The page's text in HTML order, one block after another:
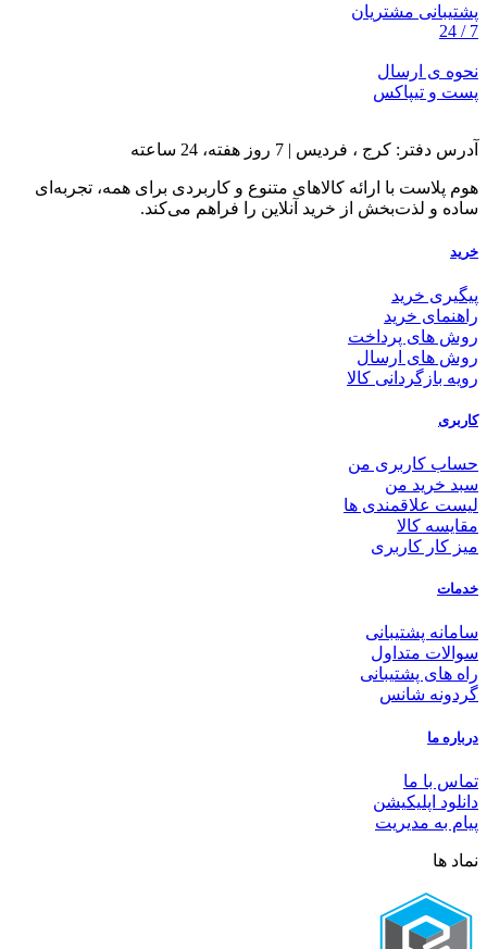
پشتیبانی مشتریان
7 / 24
نحوه ی ارسال
پست و تیپاکس
آدرس دفتر: کرج ، فردیس | 7 روز هفته، 24 ساعته
هوم پلاست با ارائه کالاهای متنوع و کاربردی برای همه، تجربه‌ای
ساده و لذت‌بخش از خرید آنلاین را فراهم می‌کند.
خرید
پیگیری خرید
راهنمای خرید
روش های پرداخت
روش های ارسال
رویه بازگردانی کالا
کاربری
حساب کاربری من
سبد خرید من
لیست علاقمندی ها
مقایسه کالا
میز کار کاربری
خدمات
سامانه پشتیبانی
سوالات متداول
راه های پشتیبانی
گردونه شانس
درباره ما
تماس با ما
دانلود اپلیکیشن
پیام به مدیریت
نماد ها